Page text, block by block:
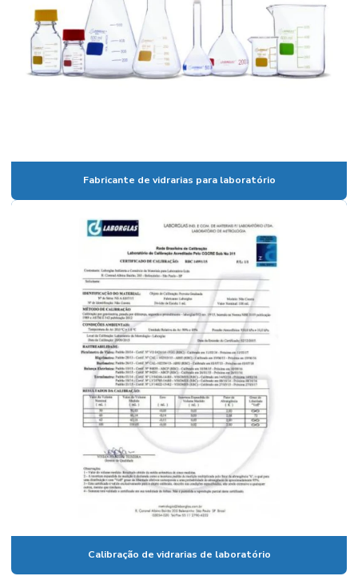
Bureta digital
Bureta digital preço
Bureta graduada
Cadinho de Porcelana
Cadinho de porcelana temperatura máxima
Calibração de vidrarias de laboratório
Calibração de vidrarias rbc
Câmara climática para estudo de estabilidade
Câmara climática para laboratório
Câmara fotoestabilidade
Câmaras climáticas
Centrífuga para laboratório
Centrífuga para laboratório de análises clínicas
Certificado de calibração de vidraria
Coluna cromatográfica de vidro
Fabricante de vidrarias para laboratório
Calibração de vidrarias de laboratório